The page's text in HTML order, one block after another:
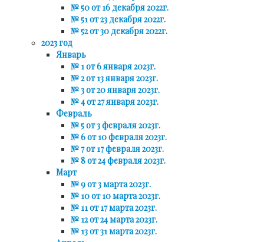
№ 50 от 16 декабря 2022г.
№ 51 от 23 декабря 2022г.
№ 52 от 30 декабря 2022г.
2023 год
Январь
№ 1 от 6 января 2023г.
№ 2 от 13 января 2023г.
№ 3 от 20 января 2023г.
№ 4 от 27 января 2023г.
Февраль
№ 5 от 3 февраля 2023г.
№ 6 от 10 февраля 2023г.
№ 7 от 17 февраля 2023г.
№ 8 от 24 февраля 2023г.
Март
№ 9 от 3 марта 2023г.
№ 10 от 10 марта 2023г.
№ 11 от 17 марта 2023г.
№ 12 от 24 марта 2023г.
№ 13 от 31 марта 2023г.